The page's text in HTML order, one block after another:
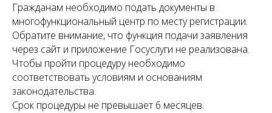
Гражданам необходимо подать документы в
многофункциональный центр по месту регистрации.
Обратите внимание, что функция подачи заявления
через сайт и приложение Госуслуги не реализована.
Чтобы пройти процедуру необходимо
соответствовать условиям и основаниям
законодательства.
Срок процедуры не превышает 6 месяцев.